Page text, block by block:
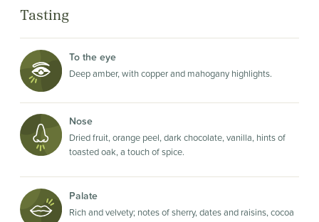
Tasting
To the eye
Deep amber, with copper and mahogany highlights.
Nose
Dried fruit, orange peel, dark chocolate, vanilla, hints of
toasted oak, a touch of spice.
Palate
Rich and velvety; notes of sherry, dates and raisins, cocoa